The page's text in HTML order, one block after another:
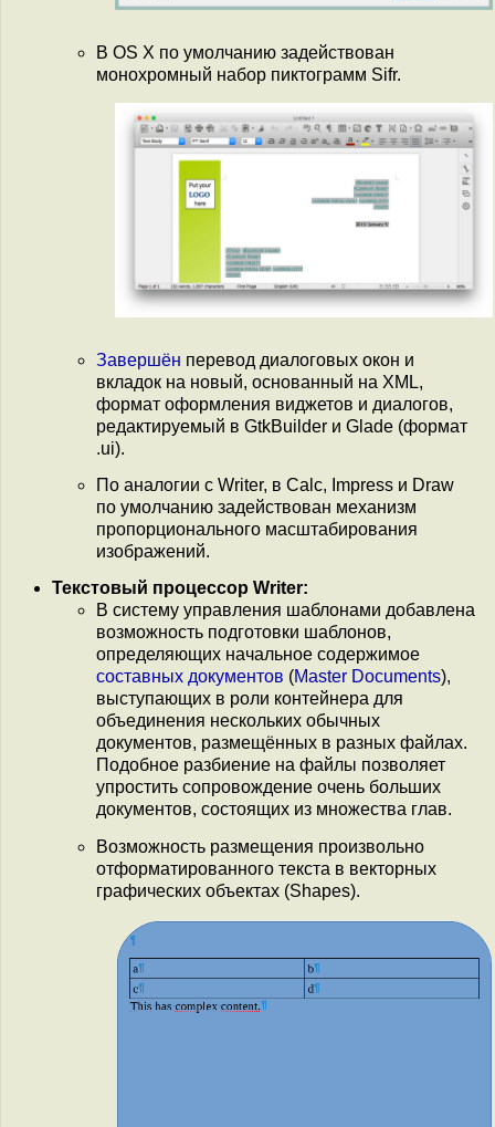
В OS X по умолчанию задействован
монохромный набор пиктограмм Sifr.
Завершён перевод диалоговых окон и
вкладок на новый, основанный на XML,
формат оформления виджетов и диалогов,
редактируемый в GtkBuilder и Glade (формат
.ui).
По аналогии с Writer, в Calc, Impress и Draw
по умолчанию задействован механизм
пропорционального масштабирования
изображений.
Текстовый процессор Writer:
В систему управления шаблонами добавлена
возможность подготовки шаблонов,
определяющих начальное содержимое
составных документов (Master Documents),
выступающих в роли контейнера для
объединения нескольких обычных
документов, размещённых в разных файлах.
Подобное разбиение на файлы позволяет
упростить сопровождение очень больших
документов, состоящих из множества глав.
Возможность размещения произвольно
отформатированного текста в векторных
графических объектах (Shapes).